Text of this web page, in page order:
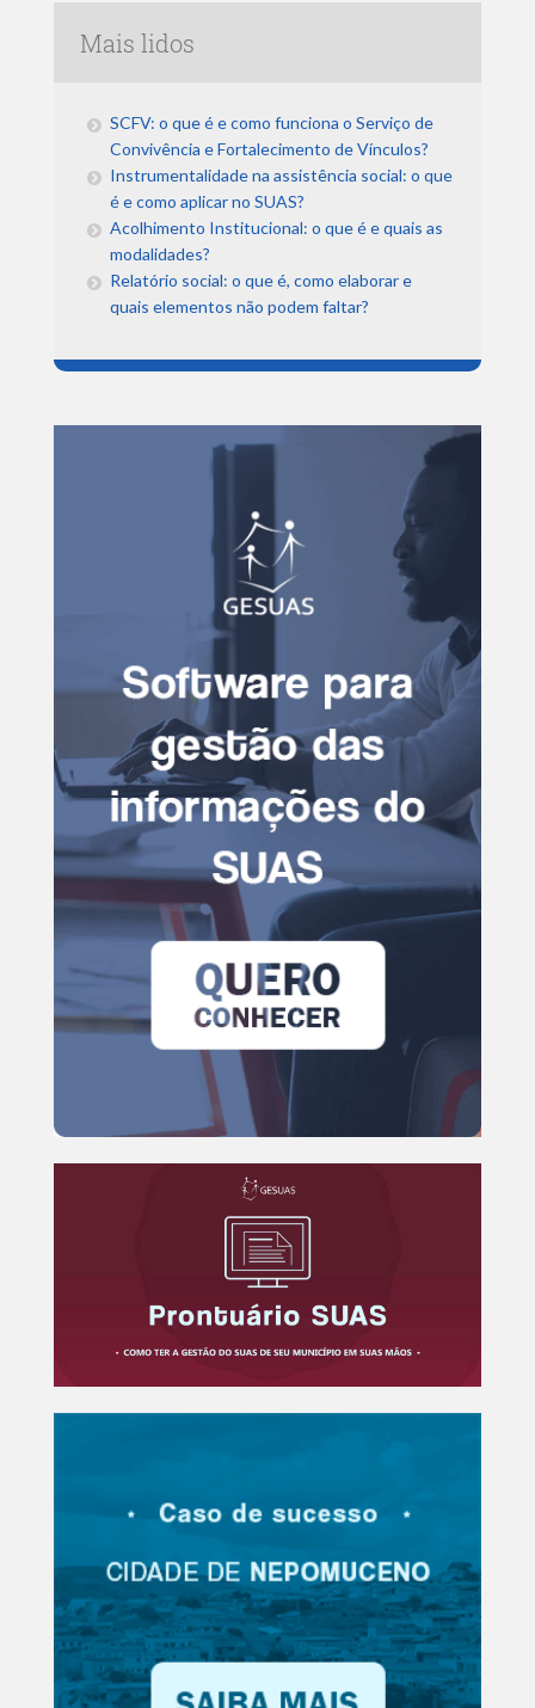
Mais lidos
SCFV: o que é e como funciona o Serviço de
Convivência e Fortalecimento de Vínculos?
Instrumentalidade na assistência social: o que
é e como aplicar no SUAS?
Acolhimento Institucional: o que é e quais as
modalidades?
Relatório social: o que é, como elaborar e
quais elementos não podem faltar?